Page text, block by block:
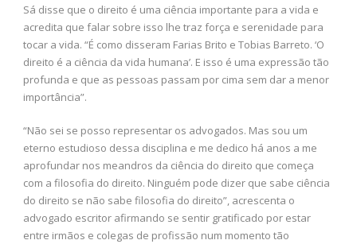
Sá disse que o direito é uma ciência importante para a vida e
acredita que falar sobre isso lhe traz força e serenidade para
tocar a vida. “É como disseram Farias Brito e Tobias Barreto. ‘O
direito é a ciência da vida humana’. E isso é uma expressão tão
profunda e que as pessoas passam por cima sem dar a menor
importância”.
“Não sei se posso representar os advogados. Mas sou um
eterno estudioso dessa disciplina e me dedico há anos a me
aprofundar nos meandros da ciência do direito que começa
com a filosofia do direito. Ninguém pode dizer que sabe ciência
do direito se não sabe filosofia do direito”, acrescenta o
advogado escritor afirmando se sentir gratificado por estar
entre irmãos e colegas de profissão num momento tão